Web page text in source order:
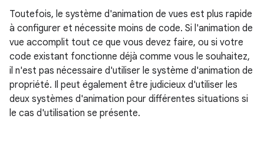
Toutefois, le système d'animation de vues est plus rapide
à configurer et nécessite moins de code. Si l'animation de
vue accomplit tout ce que vous devez faire, ou si votre
code existant fonctionne déjà comme vous le souhaitez,
il n'est pas nécessaire d'utiliser le système d'animation de
propriété. Il peut également être judicieux d'utiliser les
deux systèmes d'animation pour différentes situations si
le cas d'utilisation se présente.